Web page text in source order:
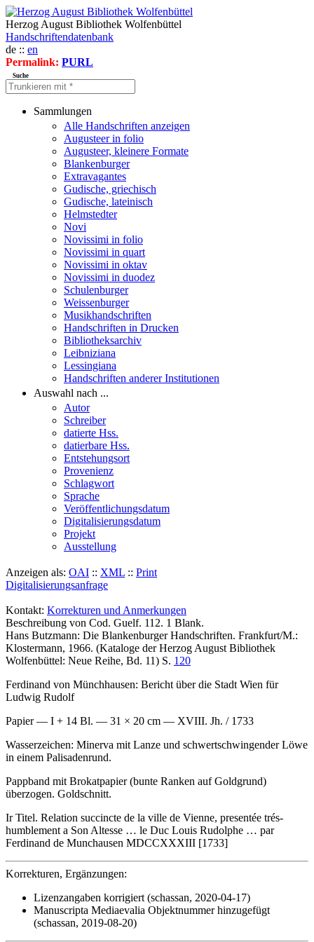
Herzog August Bibliothek Wolfenbüttel
Handschriftendatenbank
de :: en
Permalink: PURL
Suche
Sammlungen
Alle Handschriften anzeigen
Augusteer in folio
Augusteer, kleinere Formate
Blankenburger
Extravagantes
Gudische, griechisch
Gudische, lateinisch
Helmstedter
Novi
Novissimi in folio
Novissimi in quart
Novissimi in oktav
Novissimi in duodez
Schulenburger
Weissenburger
Musikhandschriften
Handschriften in Drucken
Bibliotheksarchiv
Leibniziana
Lessingiana
Handschriften anderer Institutionen
Auswahl nach ...
Autor
Schreiber
datierte Hss.
datierbare Hss.
Entstehungsort
Provenienz
Schlagwort
Sprache
Veröffentlichungsdatum
Digitalisierungsdatum
Projekt
Ausstellung
Anzeigen als: OAI :: XML :: Print
Digitalisierungsanfrage
Kontakt: Korrekturen und Anmerkungen
Beschreibung von Cod. Guelf. 112. 1 Blank.
Hans Butzmann: Die Blankenburger Handschriften. Frankfurt/M.:
Klostermann, 1966. (Kataloge der Herzog August Bibliothek
Wolfenbüttel: Neue Reihe, Bd. 11) S. 120
Ferdinand von Münchhausen: Bericht über die Stadt Wien für
Ludwig Rudolf
Papier — I + 14 Bl. — 31 × 20 cm — XVIII. Jh. / 1733
Wasserzeichen: Minerva mit Lanze und schwertschwingender Löwe
in einem Palisadenrund.
Pappband mit Brokatpapier (bunte Ranken auf Goldgrund)
überzogen. Goldschnitt.
Ir Titel. Relation succincte de la ville de Vienne, presentée trés-
humblement a Son Altesse … le Duc Louis Rudolphe … par
Ferdinand de Munchausen MDCCXXXIII [1733]
Korrekturen, Ergänzungen:
Lizenzangaben korrigiert (schassan, 2020-04-17)
Manuscripta Mediaevalia Objektnummer hinzugefügt
(schassan, 2019-08-20)